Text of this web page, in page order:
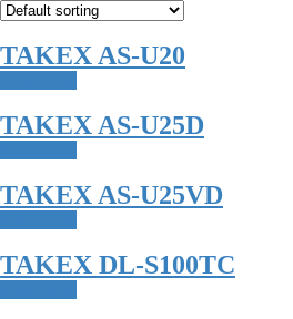
TAKEX AS-U20
TAKEX AS-U25D
TAKEX AS-U25VD
TAKEX DL-S100TC